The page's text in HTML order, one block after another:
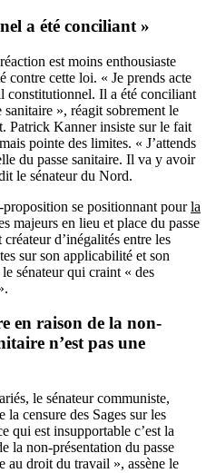
a été conciliant »
est moins enthousiaste
contre cette loi. « Je prends acte
constitutionnel. Il a été conciliant
», réagit sobrement le
Patrick Kanner insiste sur le fait
pointe des limites. « J’attends
du passe sanitaire. Il va y avoir
le sénateur du Nord.
se positionnant pourla
majeurs en lieu et place du passe
d’inégalités entre les
sur son applicabilité et son
sénateur qui craint « des
en raison de la non-
n’est pas une
le sénateur communiste,
censure des Sages sur les
qui est insupportable c’est la
la non-présentation du passe
au droit du travail », assène le